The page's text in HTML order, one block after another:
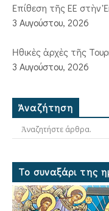
Ἐπίθεση τῆς ΕΕ στὴν
3 Αυγούστου, 2026
Ἠθικὲς ἀρχὲς τῆς
3 Αυγούστου, 2026
Ἀναζήτηση
Το συναξάρι της